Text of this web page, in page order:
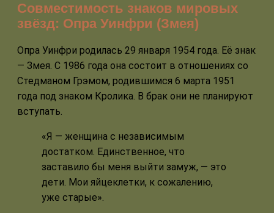
Совместимость знаков мировых
звёзд: Опра Уинфри (Змея)
Опра Уинфри родилась 29 января 1954 года. Её знак
— Змея. С 1986 года она состоит в отношениях со
Стедманом Грэмом, родившимся 6 марта 1951
года под знаком Кролика. В брак они не планируют
вступать.
«Я — женщина с независимым
достатком. Единственное, что
заставило бы меня выйти замуж, — это
дети. Мои яйцеклетки, к сожалению,
уже старые».